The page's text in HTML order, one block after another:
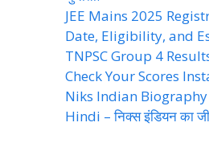
JEE Mains 2025
Date, Eligibility, and
TNPSC Group 4
Check Your Scores
Niks Indian
Hindi – निक्स इंडियन का